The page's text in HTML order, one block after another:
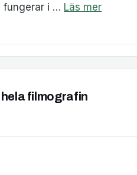
fungerar i … Läs mer
hela filmografin